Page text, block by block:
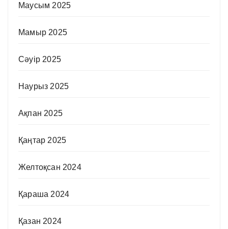
Маусым 2025
Мамыр 2025
Сәуір 2025
Наурыз 2025
Ақпан 2025
Қаңтар 2025
Желтоқсан 2024
Қараша 2024
Қазан 2024